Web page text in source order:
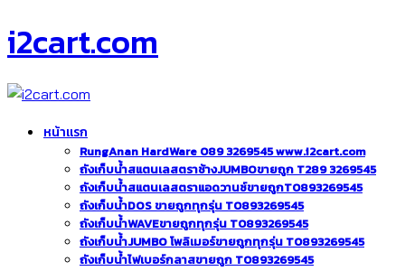
i2cart.com
หน้าแรก
RungAnan HardWare 089 3269545 www.i2cart.com
ถังเก็บน้ำสแตนเลสตราช้างJUMBOขายถูก T289 3269545
ถังเก็บน้ำสแตนเลสตราแอดวานซ์ขายถูกT0893269545
ถังเก็บน้ำDOS ขายถูกทุกรุ่น T0893269545
ถังเก็บน้ำWAVEขายถูกทุกรุ่น T0893269545
ถังเก็บน้ำJUMBO โพลิเมอร์ขายถูกทุกรุ่น T0893269545
ถังเก็บน้ำไฟเบอร์กลาสขายถูก T0893269545